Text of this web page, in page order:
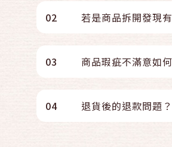
02 若是商品拆開發現
03 商品瑕疵不滿意如
04 退貨後的退款問題？